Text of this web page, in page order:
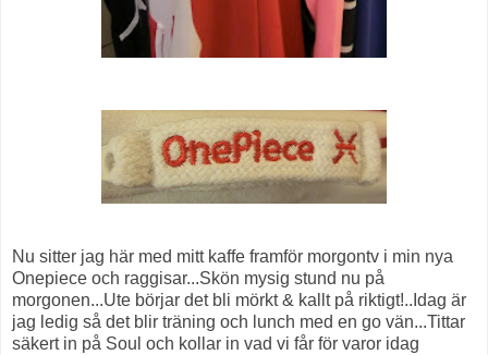
Nu sitter jag här med mitt kaffe framför morgontv i min nya
Onepiece och raggisar...Skön mysig stund nu på
morgonen...Ute börjar det bli mörkt & kallt på riktigt!..Idag är
jag ledig så det blir träning och lunch med en go vän...Tittar
säkert in på Soul och kollar in vad vi får för varor idag